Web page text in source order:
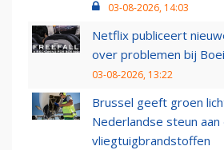
03-08-2026, 14:03
Netflix publiceert
over problemen bij
03-08-2026, 13:22
Brussel geeft groen
Nederlandse steun aan
vliegtuigbrandstoffen